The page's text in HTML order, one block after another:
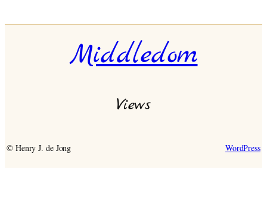
Middledom
Views
© Henry J. de Jong WordPress